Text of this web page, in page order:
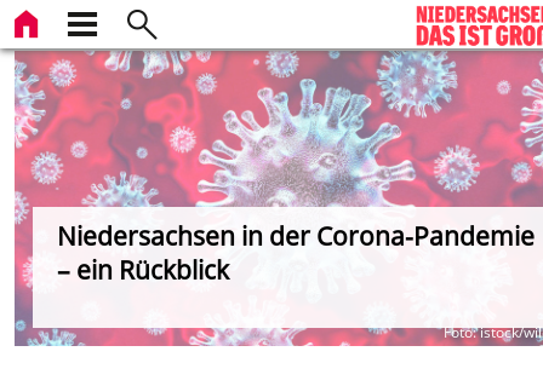
Niedersachsen in der Corona-Pandemie
– ein Rückblick
Foto: istock/